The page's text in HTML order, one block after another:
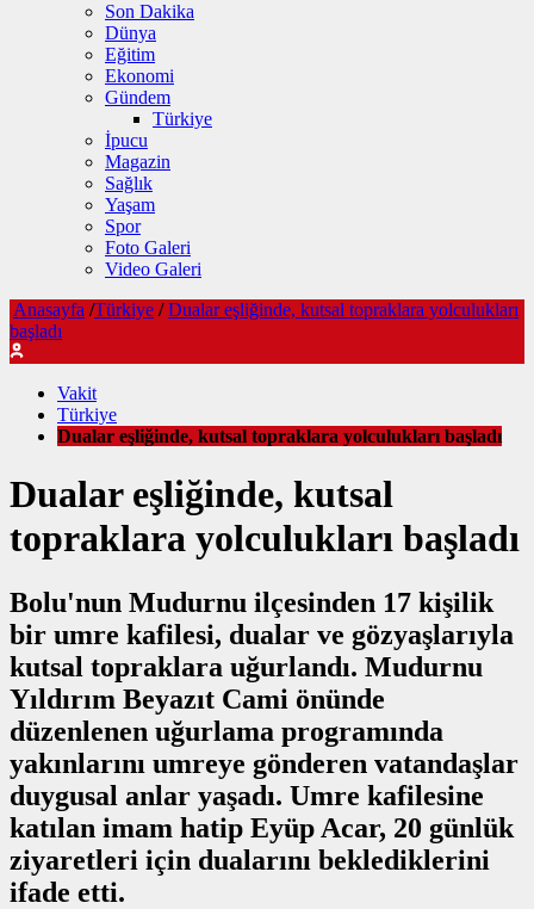
Son Dakika
Dünya
Eğitim
Ekonomi
Gündem
Türkiye
İpucu
Magazin
Sağlık
Yaşam
Spor
Foto Galeri
Video Galeri
Anasayfa /Türkiye / Dualar eşliğinde, kutsal topraklara yolculukları
başladı
Vakit
Türkiye
Dualar eşliğinde, kutsal topraklara yolculukları başladı
Dualar eşliğinde, kutsal
topraklara yolculukları başladı
Bolu'nun Mudurnu ilçesinden 17 kişilik
bir umre kafilesi, dualar ve gözyaşlarıyla
kutsal topraklara uğurlandı. Mudurnu
Yıldırım Beyazıt Cami önünde
düzenlenen uğurlama programında
yakınlarını umreye gönderen vatandaşlar
duygusal anlar yaşadı. Umre kafilesine
katılan imam hatip Eyüp Acar, 20 günlük
ziyaretleri için dualarını beklediklerini
ifade etti.